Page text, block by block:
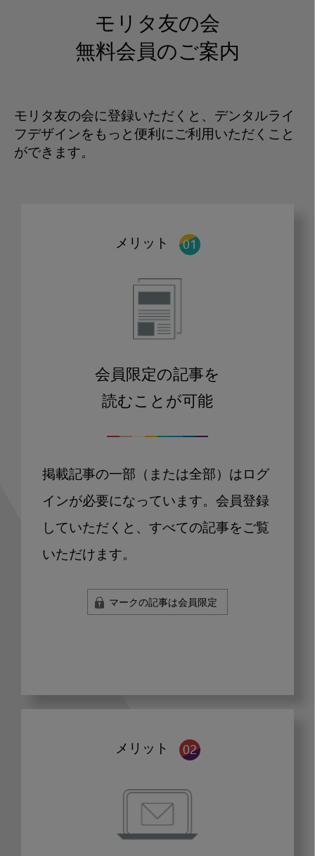
モリタ友の会
無料会員のご案内
モリタ友の会に登録いただくと、デンタルライ
フデザインをもっと便利にご利用いただくこと
ができます。
メリット
会員限定の記事を
読むことが可能
掲載記事の一部（または全部）はログ
インが必要になっています。会員登録
していただくと、すべての記事をご覧
いただけます。
マークの記事は会員限定
メリット